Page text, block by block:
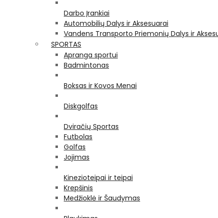
Darbo Įrankiai
Automobilių Dalys ir Aksesuarai
Vandens Transporto Priemonių Dalys ir
SPORTAS
Apranga sportui
Badmintonas
Boksas ir Kovos Menai
Diskgolfas
Dviračių Sportas
Futbolas
Golfas
Jojimas
Kinezioteipai ir teipai
Krepšinis
Medžioklė ir Šaudymas